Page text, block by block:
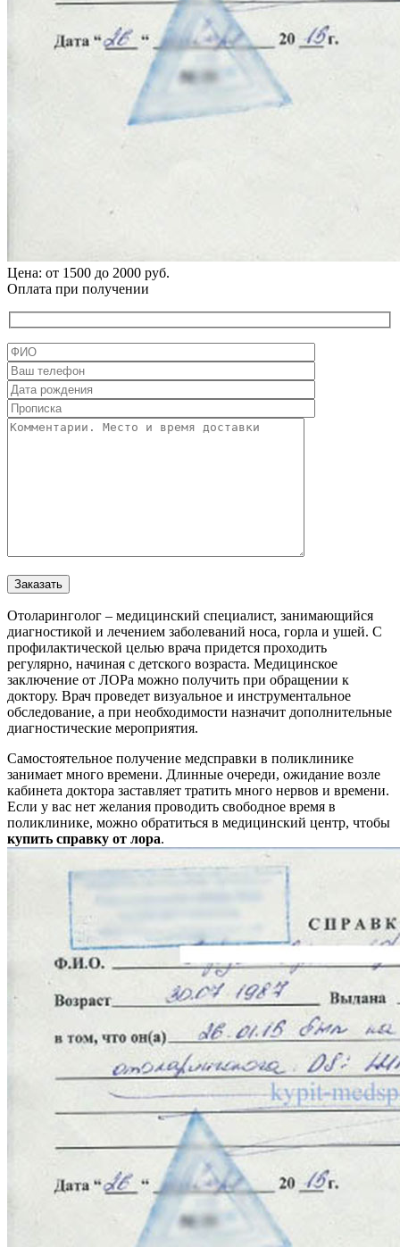
Цена: от 1500 до 2000 руб.
Оплата при получении
Отоларинголог – медицинский специалист, занимающийся
диагностикой и лечением заболеваний носа, горла и ушей. С
профилактической целью врача придется проходить
регулярно, начиная с детского возраста. Медицинское
заключение от ЛОРа можно получить при обращении к
доктору. Врач проведет визуальное и инструментальное
обследование, а при необходимости назначит дополнительные
диагностические мероприятия.
Самостоятельное получение медсправки в поликлинике
занимает много времени. Длинные очереди, ожидание возле
кабинета доктора заставляет тратить много нервов и времени.
Если у вас нет желания проводить свободное время в
поликлинике, можно обратиться в медицинский центр, чтобы
купить справку от лора.